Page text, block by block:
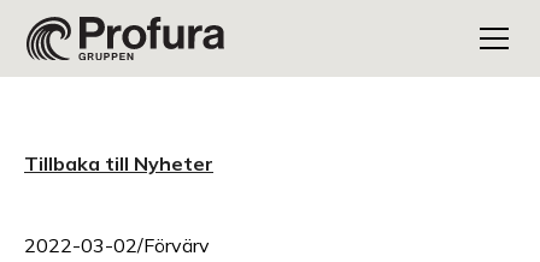
Tillbaka till Nyheter
2022-03-02/Förvärv